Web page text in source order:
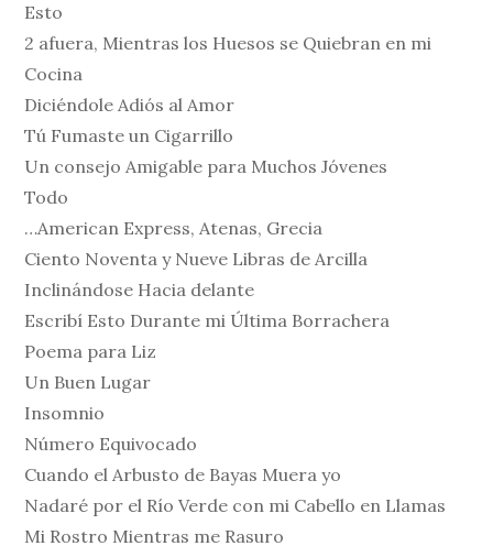
Esto
2 afuera, Mientras los Huesos se Quiebran en mi
Cocina
Diciéndole Adiós al Amor
Tú Fumaste un Cigarrillo
Un consejo Amigable para Muchos Jóvenes
Todo
…American Express, Atenas, Grecia
Ciento Noventa y Nueve Libras de Arcilla
Inclinándose Hacia delante
Escribí Esto Durante mi Última Borrachera
Poema para Liz
Un Buen Lugar
Insomnio
Número Equivocado
Cuando el Arbusto de Bayas Muera yo
Nadaré por el Río Verde con mi Cabello en Llamas
Mi Rostro Mientras me Rasuro